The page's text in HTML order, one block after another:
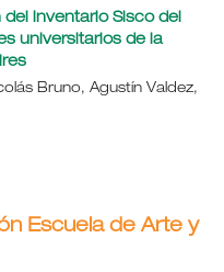
inventario Sisco del
universitarios de la
Bruno, Agustín Valdez,
Escuela de Arte y